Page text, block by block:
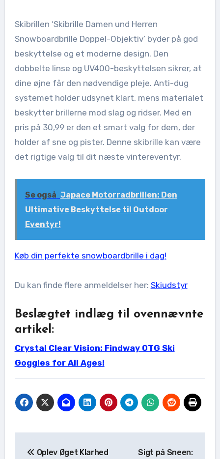
Skibrillen ‘Skibrille Damen und Herren
Snowboardbrille Doppel-Objektiv’ byder på god
beskyttelse og et moderne design. Den
dobbelte linse og UV400-beskyttelsen sikrer, at
dine øjne får den nødvendige pleje. Anti-dug
systemet holder udsynet klart, mens materialet
beskytter brillerne mod slag og ridser. Med en
pris på 30,99 er den et smart valg for dem, der
holder af sne og pister. Denne skibrille kan være
det rigtige valg til dit næste vintereventyr.
Se også Japace Motorradbrillen: Den
Ultimative Beskyttelse til Outdoor
Eventyr!
Køb din perfekte snowboardbrille i dag!
Du kan finde flere anmeldelser her: Skiudstyr
Beslægtet indlæg til ovennævnte
artikel:
Crystal Clear Vision: Findway OTG Ski
Goggles for All Ages!
Oplev Øget Klarhed
Sigt på Sneen: